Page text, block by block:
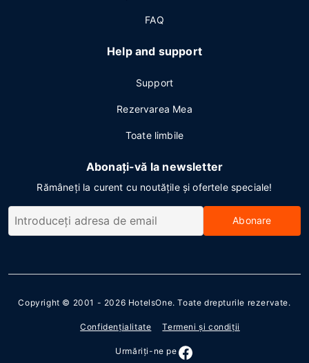
FAQ
Help and support
Support
Rezervarea Mea
Toate limbile
Abonați-vă la newsletter
Rămâneți la curent cu noutățile și ofertele speciale!
Abonare
Copyright © 2001 - 2026 HotelsOne. Toate drepturile rezervate.
Confidenţialitate Termeni şi condiţii
Urmăriţi-ne pe